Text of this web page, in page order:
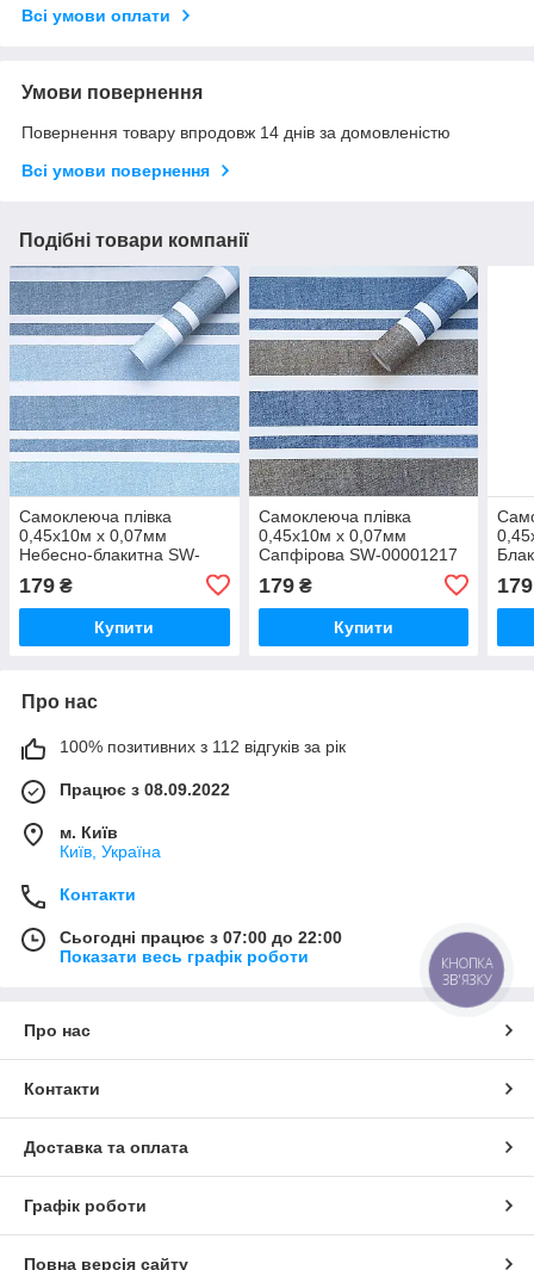
Всі умови оплати
Умови повернення
Повернення товару впродовж 14 днів за домовленістю
Всі умови повернення
Подібні товари компанії
Самоклеюча плівка
0,45х10м х 0,07мм
Небесно-блакитна SW-
179 ₴
Купити
Самоклеюча плівка
0,45х10м х 0,07мм
Сапфірова SW-00001217
179₴
Купити
179
Про нас
100% позитивних з 112 відгуків за рік
Працює з 08.09.2022
м. Київ
Київ, Україна
Контакти
Сьогодні працює з 07:00 до 22:00
Показати весь графік роботи
Про нас
Контакти
Доставка та оплата
Графік роботи
Повна версія сайту
КНОПКА
ЗВ'ЯЗКУ